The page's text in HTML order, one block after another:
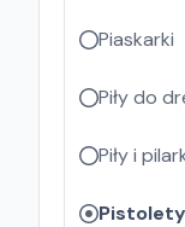
Piaskarki
Piły do
Piły i